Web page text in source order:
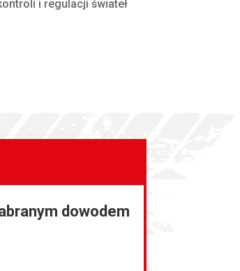
i regulacji świateł
dowodem